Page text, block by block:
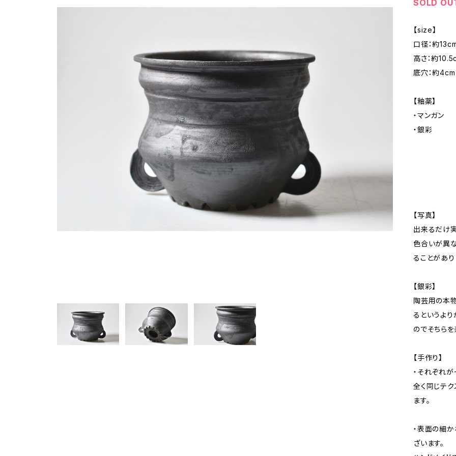
SOLD
【size】
口径：約
高さ：約
底穴：約4cm
【釉薬】
・マンガン
・銀彩
【写真】
出来るだけ
色合いが異
ることがあ
【銀彩】
陶芸用の本
るというよ
のでそちらを
【手作り】
・それぞれが
全く同じテ
ます。
・表面の細
ざいます。